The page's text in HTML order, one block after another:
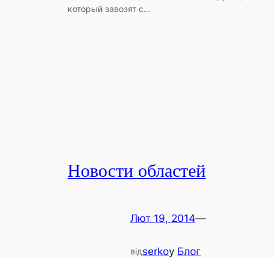
который завозят с…
Новости областей
Лют 19, 2014—
відserkoу Блог